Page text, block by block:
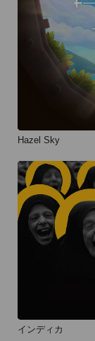
Hazel Sky
インディカ